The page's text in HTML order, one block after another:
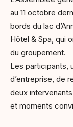
au 11 octobre
bords du lac
Hôtel & Spa, qui
du groupement.
Les participants,
d’entreprise, de
deux
et moments